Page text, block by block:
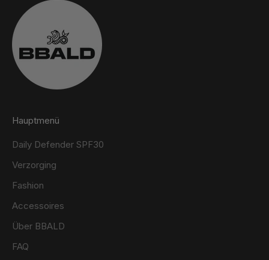
Hauptmenü
Daily Defender SPF30
Verzorging
Fashion
Accessoires
Über BBALD
FAQ